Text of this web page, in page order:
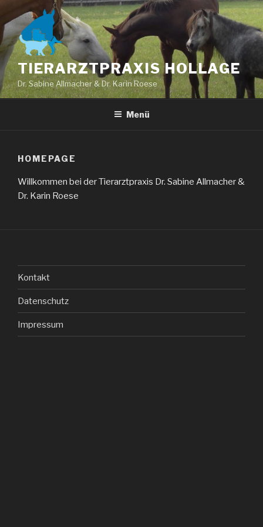
Zum
Inhalt
springen
TIERARZTPRAXIS HOLLAGE
Dr. Sabine Allmacher & Dr. Karin Roese
Menü
HOMEPAGE
Willkommen bei der Tierarztpraxis Dr. Sabine Allmacher &
Dr. Karin Roese
Kontakt
Datenschutz
Impressum